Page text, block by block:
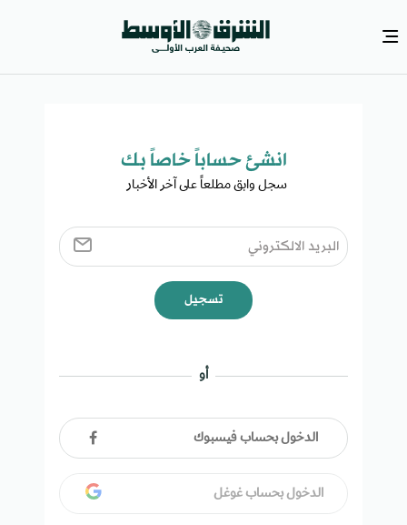
انشئ حساباً خاصاً بك​
سجل وابق مطلعاً على آخر الأخبار ​
تسجيل
أو
الدخول بحساب فيسبوك
الدخول بحساب غوغل